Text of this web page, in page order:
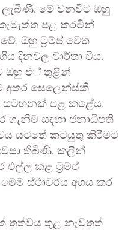
මේ වනවිට ඔහු
කැමැත්ත පළ කරමින්
ඔහු ට‍්‍රම්ප් වෙත
දිනවල වාර්තා විය.
ඔහු එ් තුළින්
අතර සෙලෙන්ස්කි
සටහනක් පළ කළේය.
සඳහා ජනාධිපති
යටතේ කටයුතු කිරීමට
තිබිණි. කලින්
එල්ල කළ ට‍්‍රම්ප්
ස්ථාවරය අගය කර
තත්වය තුළ නැවතත්